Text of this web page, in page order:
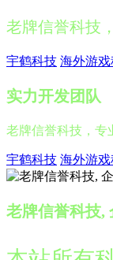
老牌信誉科技
宇鹤科技 海外游
实力开发团队
老牌信誉科技，专
宇鹤科技 海外游
老牌信誉科技,